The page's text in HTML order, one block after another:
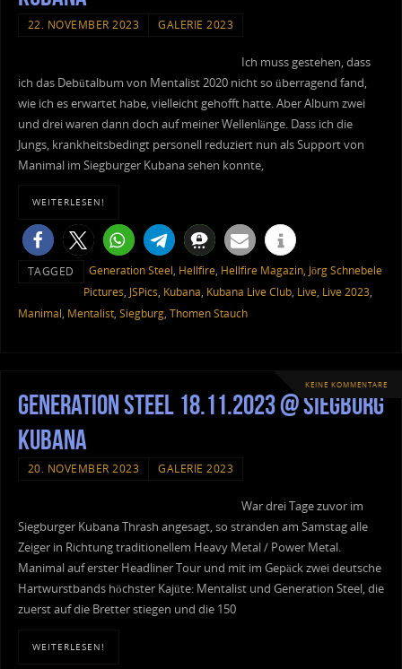
22. NOVEMBER 2023 GALERIE 2023
Ich muss gestehen, dass
ich das Debütalbum von Mentalist 2020 nicht so überragend fand,
wie ich es erwartet habe, vielleicht gehofft hatte. Aber Album zwei
und drei waren dann doch auf meiner Wellenlänge. Dass ich die
Jungs, krankheitsbedingt personell reduziert nun als Support von
Manimal im Siegburger Kubana sehen konnte,
WEITERLESEN!
TAGGED Generation Steel, Hellfire, Hellfire Magazin, Jörg Schnebele
Pictures, JSPics, Kubana, Kubana Live Club, Live, Live 2023,
Manimal, Mentalist, Siegburg, Thomen Stauch
KEINE KOMMENTARE
Generation Steel 18.11.2023 @ Siegburg
Kubana
20. NOVEMBER 2023 GALERIE 2023
War drei Tage zuvor im
Siegburger Kubana Thrash angesagt, so stranden am Samstag alle
Zeiger in Richtung traditionellem Heavy Metal / Power Metal.
Manimal auf erster Headliner Tour und mit im Gepäck zwei deutsche
Hartwurstbands höchster Kajüte: Mentalist und Generation Steel, die
zuerst auf die Bretter stiegen und die 150
WEITERLESEN!